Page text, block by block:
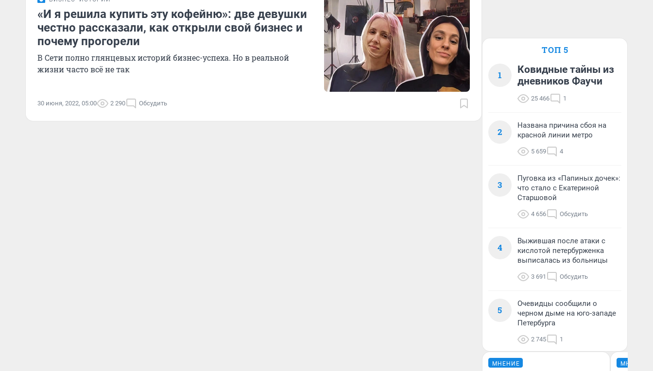
«И я решила купить эту кофейню»: две девушки
честно рассказали, как открыли свой бизнес и
почему прогорели
В Сети полно глянцевых историй бизнес-успеха. Но в реальной
жизни часто всё не так
30 июня, 2022, 05:00 2 290 Обсудить
ТОП 5
1
Ковидные тайны из
дневников Фаучи
25 466 1
2
Названа причина сбоя на
красной линии метро
5 659 4
3
Пуговка из «Папиных дочек»:
что стало с Екатериной
Старшовой
4 656 Обсудить
4
Выжившая после атаки с
кислотой петербурженка
выписалась из больницы
3 691 Обсудить
5
Очевидцы сообщили о
черном дыме на юго-западе
Петербурга
2 745 1
МНЕНИЕ МНЕНИЕ